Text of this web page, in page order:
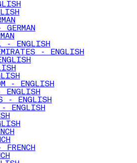
- ENGLISH
- ENGLISH
- ENGLISH
ENGLISH
- ENGLISH
- ENGLISH